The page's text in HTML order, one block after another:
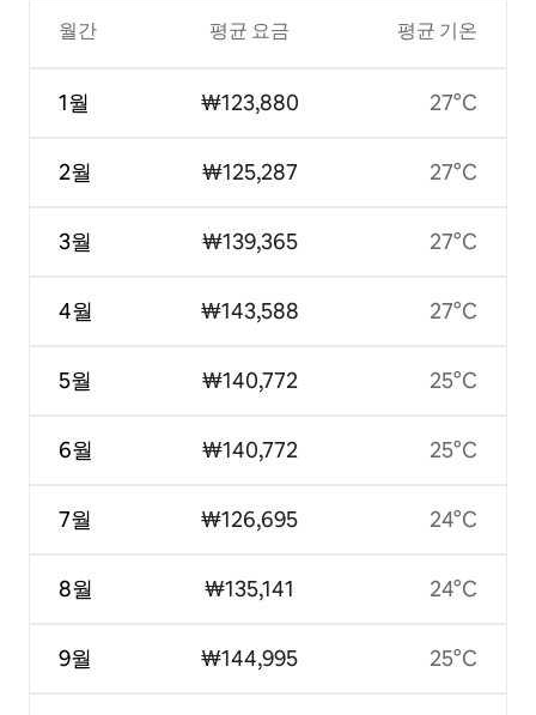
월간
1월
2월
3월
4월
5월
6월
7월
8월
9월
평균 요금
₩123,880
₩125,287
₩139,365
₩143,588
₩140,772
₩140,772
₩126,695
₩135,141
₩144,995
평균 기온
27°C
27°C
27°C
27°C
25°C
25°C
24°C
24°C
25°C